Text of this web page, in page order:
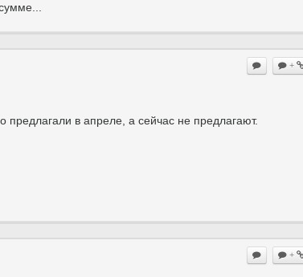
+
в апреле, а сейчас не предлагают.
+